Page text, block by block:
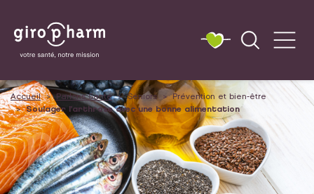
Accueil Parlons Santé Séniors
Prévention et bien-être
Soulager l'arthrose avec une bonne alimentation